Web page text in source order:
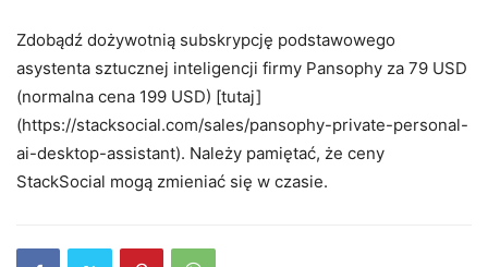
Zdobądź dożywotnią subskrypcję podstawowego
asystenta sztucznej inteligencji firmy Pansophy za 79 USD
(normalna cena 199 USD) [tutaj]
(https://stacksocial.com/sales/pansophy-private-personal-
ai-desktop-assistant). Należy pamiętać, że ceny
StackSocial mogą zmieniać się w czasie.